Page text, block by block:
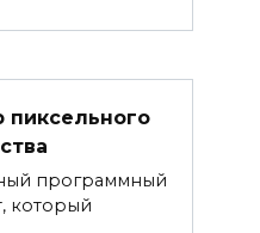
пиксельного
программный
который